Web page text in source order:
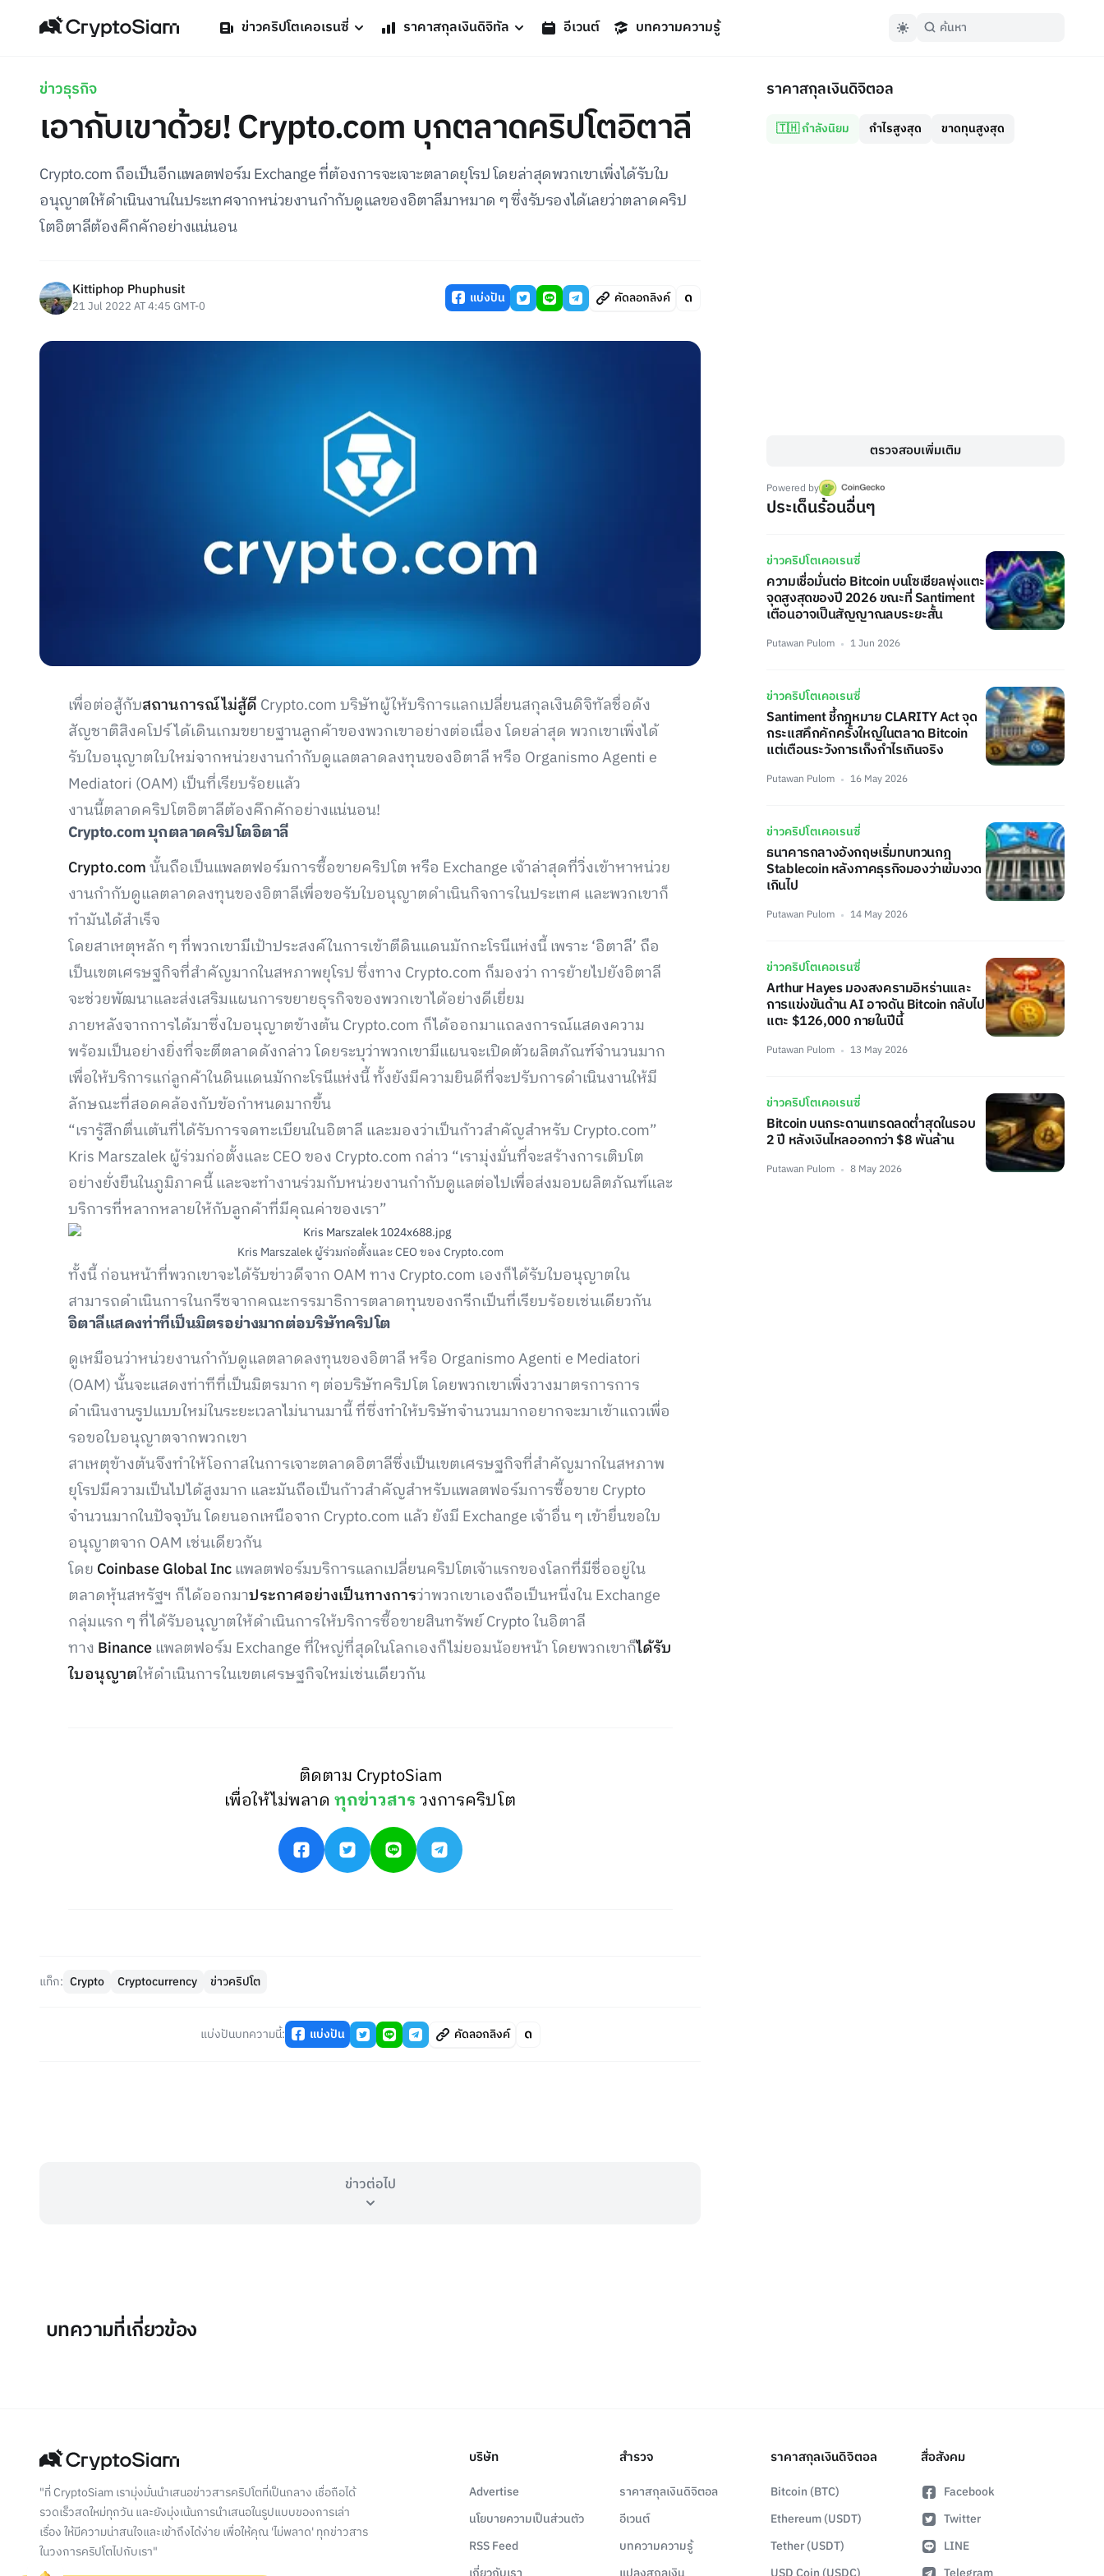
ข่าวคริปโตเคอเรนซี่ ราคาสกุลเงินดิจิทัล อีเวนต์ บทความความรู้
ข่าวธุรกิจ
เอากับเขาด้วย! Crypto.com บุกตลาดคริปโตอิตาลี
Crypto.com ถือเป็นอีกแพลตฟอร์ม Exchange ที่ต้องการจะเจาะตลาดยุโรป โดยล่าสุดพวกเขาเพิ่งได้รับใบ
อนุญาตให้ดำเนินงานในประเทศจากหน่วยงานกำกับดูแลของอิตาลีมาหมาด ๆ ซึ่งรับรองได้เลยว่าตลาดคริป
โตอิตาลีต้องคึกคักอย่างแน่นอน
Kittiphop Phuphusit
21 Jul 2022 AT 4:45 GMT-0 แบ่งปัน คัดลอกลิงค์
เพื่อต่อสู้กับสถานการณ์ไม่สู้ดี Crypto.com บริษัทผู้ให้บริการแลกเปลี่ยนสกุลเงินดิจิทัลชื่อดัง
สัญชาติสิงคโปร์ ได้เดินเกมขยายฐานลูกค้าของพวกเขาอย่างต่อเนื่อง โดยล่าสุด พวกเขาเพิ่งได้
รับใบอนุญาตใบใหม่จากหน่วยงานกำกับดูแลตลาดลงทุนของอิตาลี หรือ Organismo Agenti e
Mediatori (OAM) เป็นที่เรียบร้อยแล้ว
งานนี้ตลาดคริปโตอิตาลีต้องคึกคักอย่างแน่นอน!
Crypto.comบุกตลาดคริปโตอิตาลี
Crypto.comนั้นถือเป็นแพลตฟอร์มการซื้อขายคริปโต หรือ Exchange เจ้าล่าสุดที่วิ่งเข้าหาหน่วย
งานกำกับดูแลตลาดลงทุนของอิตาลีเพื่อขอรับใบอนุญาตดำเนินกิจการในประเทศ และพวกเขาก็
ทำมันได้สำเร็จ
โดยสาเหตุหลัก ๆ ที่พวกเขามีเป้าประสงค์ในการเข้าตีดินแดนมักกะโรนีแห่งนี้ เพราะ ‘อิตาลี’ ถือ
เป็นเขตเศรษฐกิจที่สำคัญมากในสหภาพยุโรป ซึ่งทาง Crypto.com ก็มองว่า การย้ายไปยังอิตาลี
จะช่วยพัฒนาและส่งเสริมแผนการขยายธุรกิจของพวกเขาได้อย่างดีเยี่ยม
ภายหลังจากการได้มาซึ่งใบอนุญาตข้างต้น Crypto.com ก็ได้ออกมาแถลงการณ์แสดงความ
พร้อมเป็นอย่างยิ่งที่จะตีตลาดดังกล่าว โดยระบุว่าพวกเขามีแผนจะเปิดตัวผลิตภัณฑ์จำนวนมาก
เพื่อให้บริการแก่ลูกค้าในดินแดนมักกะโรนีแห่งนี้ ทั้งยังมีความยินดีที่จะปรับการดำเนินงานให้มี
ลักษณะที่สอดคล้องกับข้อกำหนดมากขึ้น
“เรารู้สึกตื่นเต้นที่ได้รับการจดทะเบียนในอิตาลี และมองว่าเป็นก้าวสำคัญสำหรับ Crypto.com”
Kris Marszalek ผู้ร่วมก่อตั้งและ CEO ของ Crypto.com กล่าว “เรามุ่งมั่นที่จะสร้างการเติบโต
อย่างยั่งยืนในภูมิภาคนี้ และจะทำงานร่วมกับหน่วยงานกำกับดูแลต่อไปเพื่อส่งมอบผลิตภัณฑ์และ
บริการที่หลากหลายให้กับลูกค้าที่มีคุณค่าของเรา”
Kris Marszalek ผู้ร่วมก่อตั้งและ CEO ของ Crypto.com
ทั้งนี้ ก่อนหน้าที่พวกเขาจะได้รับข่าวดีจาก OAM ทาง Crypto.com เองก็ได้รับใบอนุญาตใน
สามารถดำเนินการในกรีซจากคณะกรรมาธิการตลาดทุนของกรีกเป็นที่เรียบร้อยเช่นเดียวกัน
อิตาลีแสดงท่าทีเป็นมิตรอย่างมากต่อบริษัทคริปโต
ดูเหมือนว่าหน่วยงานกำกับดูแลตลาดลงทุนของอิตาลี หรือ Organismo Agenti e Mediatori
(OAM) นั้นจะแสดงท่าทีที่เป็นมิตรมาก ๆ ต่อบริษัทคริปโต โดยพวกเขาเพิ่งวางมาตรการการ
ดำเนินงานรูปแบบใหม่ในระยะเวลาไม่นานมานี้ ที่ซึ่งทำให้บริษัทจำนวนมากอยากจะมาเข้าแถวเพื่อ
รอขอใบอนุญาตจากพวกเขา
สาเหตุข้างต้นจึงทำให้โอกาสในการเจาะตลาดอิตาลีซึ่งเป็นเขตเศรษฐกิจที่สำคัญมากในสหภาพ
ยุโรปมีความเป็นไปได้สูงมาก และมันถือเป็นก้าวสำคัญสำหรับแพลตฟอร์มการซื้อขาย Crypto
จำนวนมากในปัจจุบัน โดยนอกเหนือจาก Crypto.com แล้ว ยังมี Exchange เจ้าอื่น ๆ เข้ายื่นขอใบ
อนุญาตจาก OAM เช่นเดียวกัน
โดย Coinbase Global Incแพลตฟอร์มบริการแลกเปลี่ยนคริปโตเจ้าแรกของโลกที่มีชื่ออยู่ใน
ตลาดหุ้นสหรัฐฯ ก็ได้ออกมาประกาศอย่างเป็นทางการว่าพวกเขาเองถือเป็นหนึ่งใน Exchange
กลุ่มแรก ๆ ที่ได้รับอนุญาตให้ดำเนินการให้บริการซื้อขายสินทรัพย์ Crypto ในอิตาลี
ทาง Binanceแพลตฟอร์ม Exchange ที่ใหญ่ที่สุดในโลกเองก็ไม่ยอมน้อยหน้า โดยพวกเขาก็ได้รับ
ใบอนุญาตให้ดำเนินการในเขตเศรษฐกิจใหม่เช่นเดียวกัน
ติดตาม CryptoSiam
เพื่อให้ไม่พลาดทุกข่าวสารวงการคริปโต
แท็ก: Crypto Cryptocurrency ข่าวคริปโต
แบ่งปันบทความนี้: แบ่งปัน คัดลอกลิงค์
ข่าวต่อไป
ราคาสกุลเงินดิจิตอล
🇹🇭 กำลังนิยม กำไรสูงสุด ขาดทุนสูงสุด
ตรวจสอบเพิ่มเติม
Powered by
ประเด็นร้อนอื่นๆ
ข่าวคริปโตเคอเรนซี่
ความเชื่อมั่นต่อ Bitcoin บนโซเชียลพุ่งแตะ
จุดสูงสุดของปี 2026 ขณะที่ Santiment
เตือนอาจเป็นสัญญาณลบระยะสั้น
Putawan Pulom 1 Jun 2026
ข่าวคริปโตเคอเรนซี่
Santiment ชี้กฎหมาย CLARITY Act จุด
กระแสคึกคักครั้งใหญ่ในตลาด Bitcoin
แต่เตือนระวังการเก็งกำไรเกินจริง
Putawan Pulom 16 May 2026
ข่าวคริปโตเคอเรนซี่
ธนาคารกลางอังกฤษเริ่มทบทวนกฎ
Stablecoin หลังภาคธุรกิจมองว่าเข้มงวด
เกินไป
Putawan Pulom 14 May 2026
ข่าวคริปโตเคอเรนซี่
Arthur Hayes มองสงครามอิหร่านและ
การแข่งขันด้าน AI อาจดัน Bitcoin กลับไป
แตะ $126,000 ภายในปีนี้
Putawan Pulom 13 May 2026
ข่าวคริปโตเคอเรนซี่
Bitcoin บนกระดานเทรดลดต่ำสุดในรอบ
2 ปี หลังเงินไหลออกกว่า $8 พันล้าน
Putawan Pulom 8 May 2026
บทความที่เกี่ยวข้อง
"ที่ CryptoSiam เรามุ่งมั่นนำเสนอข่าวสารคริปโตที่เป็นกลาง เชื่อถือได้
รวดเร็วสดใหม่ทุกวัน และยังมุ่งเน้นการนำเสนอในรูปแบบของการเล่า
เรื่อง ให้มีความน่าสนใจและเข้าถึงได้ง่าย เพื่อให้คุณ 'ไม่พลาด' ทุกข่าวสาร
ในวงการคริปโตไปกับเรา"
บริษัท
Advertise
นโยบายความเป็นส่วนตัว
RSS Feed
สำรวจ
ราคาสกุลเงินดิจิตอล
อีเวนต์
บทความความรู้
ราคาสกุลเงินดิจิตอล
Bitcoin (BTC)
Ethereum (USDT)
Tether (USDT)
สื่อสังคม
Facebook
Twitter
LINE